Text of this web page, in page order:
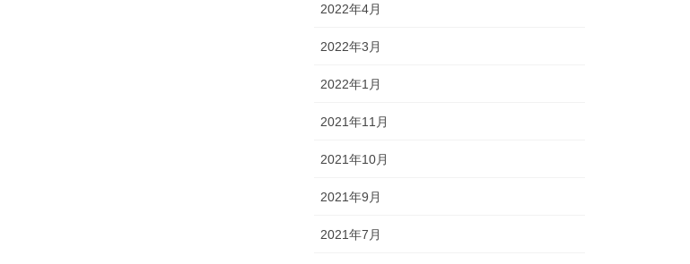
2022年4月
2022年3月
2022年1月
2021年11月
2021年10月
2021年9月
2021年7月